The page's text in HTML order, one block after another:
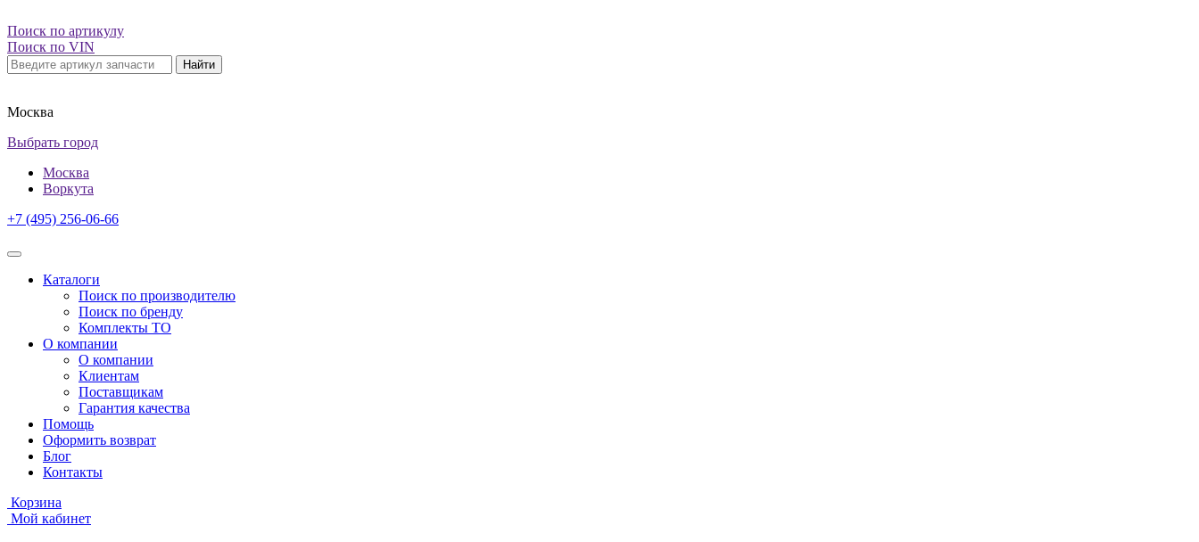
Поиск по артикулу
Поиск по VIN
Найти
Москва
Выбрать город
Москва
Воркута
+7 (495) 256-06-66
Каталоги
Поиск по производителю
Поиск по бренду
Комплекты ТО
О компании
О компании
Клиентам
Поставщикам
Гарантия качества
Помощь
Оформить возврат
Блог
Контакты
Корзина
Мой кабинет